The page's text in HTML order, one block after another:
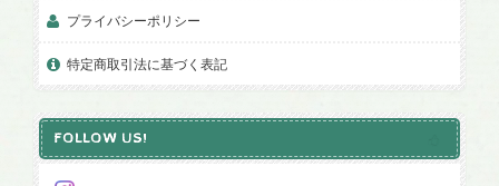
プライバシーポリシー
特定商取引法に基づく表記
FOLLOW US!